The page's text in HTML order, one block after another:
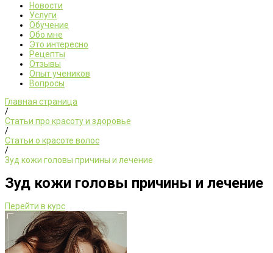
Новости
Услуги
Обучение
Обо мне
Это интересно
Рецепты
Отзывы
Опыт учеников
Вопросы
Главная страница
/
Статьи про красоту и здоровье
/
Статьи о красоте волос
/
Зуд кожи головы причины и лечение
Зуд кожи головы причины и лечение
Перейти в курс